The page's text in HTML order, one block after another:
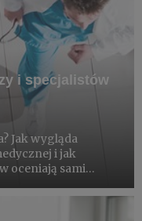
i specjalistów
Jak wygląda
i jak
oceniają sami
w tym wszystkim